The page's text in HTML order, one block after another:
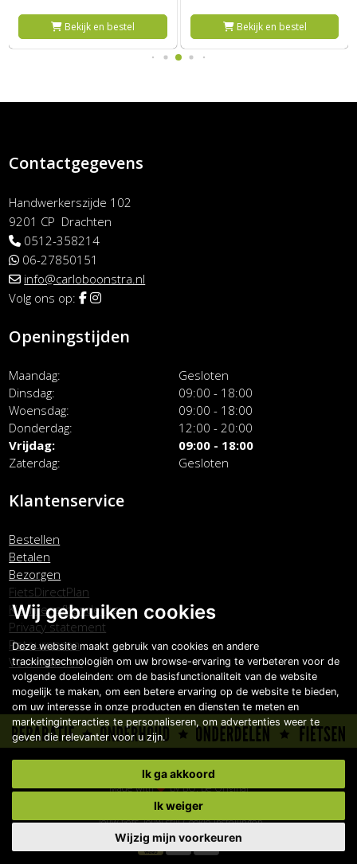
9,5
Bekijk en bestel Bekijk en bestel
Contactgegevens
Handwerkerszijde 102
9201 CP Drachten
0512-358214
06-27850151
info@carloboonstra.nl
Volg ons op:
Openingstijden
Maandag
Gesloten
Dinsdag
09:00 - 18:00
Woensdag
09:00 - 18:00
Donderdag
12:00 - 20:00
Vrijdag
09:00 - 18:00
Zaterdag
Gesloten
Klantenservice
Bestellen
Betalen
Bezorgen
FietsDirectPlan
Klachtenafhandeling
Privacy statement
Retourneren
Voorwaarden
Copyright © Carlo Boonstra de Fietsspecialist 2026
Made with
byBO. Be Original
Powered byBO Creator DXP®
Jouw fiets, jouw stijlCookie instellingen
Wij gebruiken cookies
Deze website maakt gebruik van cookies en andere
trackingtechnologiën om uw browse-ervaring te verbeteren voor de
volgende doeleinden: om de basisfunctionaliteit van de website
mogelijk te maken, om een betere ervaring op de website te bieden,
om uw interesse in onze producten en diensten te meten en
marketinginteracties te personaliseren, om advertenties weer te
geven die relevanter voor u zijn.
Ik ga akkoord
Ik weiger
Wijzig mijn voorkeuren